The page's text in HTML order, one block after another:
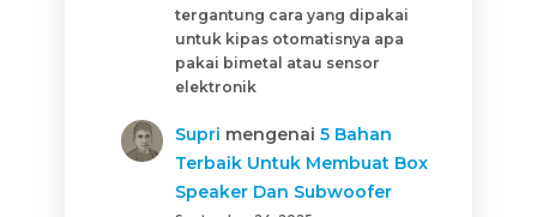
tergantung cara yang dipakai
untuk kipas otomatisnya apa
pakai bimetal atau sensor
elektronik
Supri mengenai5 Bahan
Terbaik Untuk Membuat Box
Speaker Dan Subwoofer